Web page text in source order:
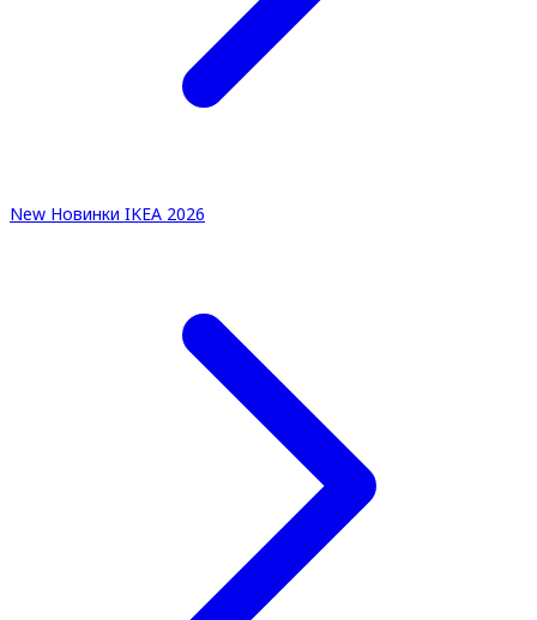
New Новинки IKEA 2026